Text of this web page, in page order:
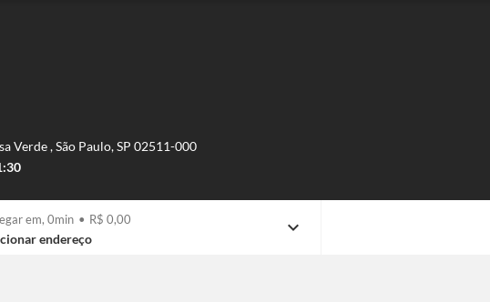
Verde,São Paulo,SP 02511-000
em, 0min • R$ 0,00
endereço
expand_more